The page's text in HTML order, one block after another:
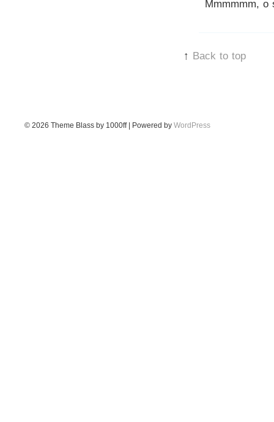
Mmmmmm,
↑ Back to top
© 2026 Theme Blass by 1000ff | Powered by WordPress